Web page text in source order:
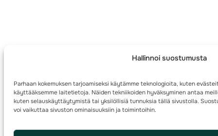
Hallinnoi suostumusta
Parhaan kokemuksen tarjoamiseksi käytämme teknologioita, kuten
käyttääksemme laitetietoja. Näiden tekniikoiden hyväksyminen antaa
kuten selauskäyttäytymistä tai yksilöllisiä tunnuksia tällä sivustolla.
voi vaikuttaa sivuston ominaisuuksiin ja toimintoihin.